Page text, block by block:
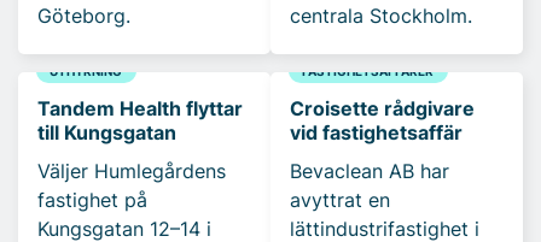
Göteborg.
centrala Stockholm.
UTHYRNING
Tandem Health flyttar
till Kungsgatan
Väljer Humlegårdens
fastighet på
Kungsgatan 12–14 i
FASTIGHETSAFFÄRER
Croisette rådgivare
vid fastighetsaffär
Bevaclean AB har
avyttrat en
lättindustrifastighet i